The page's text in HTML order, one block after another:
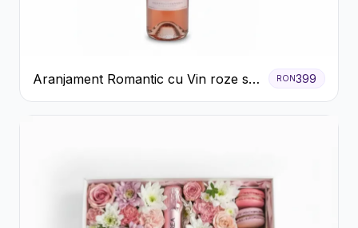
Aranjament Romantic cu Vin roze si
Flori pastel
RON399